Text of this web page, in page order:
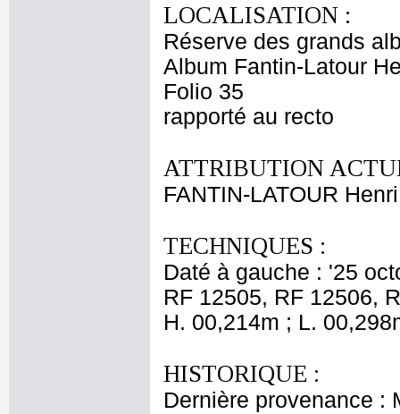
LOCALISATION :
Réserve des grands
Album Fantin-Latour
Folio 35
rapporté au recto
ATTRIBUTION
FANTIN-LATOUR Henri
TECHNIQUES :
Daté à gauche : '25
RF 12505, RF 12506,
H. 00,214m ; L.
HISTORIQUE :
Dernière provenance :